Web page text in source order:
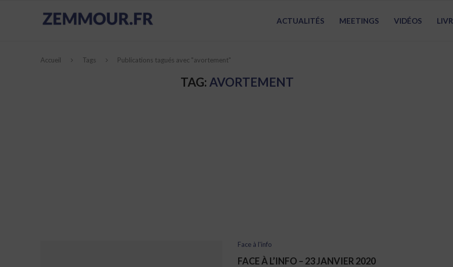
ACTUALITÉS MEETINGS VIDÉOS
Accueil Tags Publications tagués avec "avortement"
TAG: AVORTEMENT
Face à l'info
FACE À L’INFO – 23 JANVIER 2020